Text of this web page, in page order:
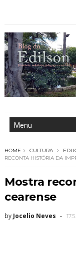
HOME CULTURA
RECONTA HISTÓRIA DA
Mostra
cearense
by Jocelio Neves